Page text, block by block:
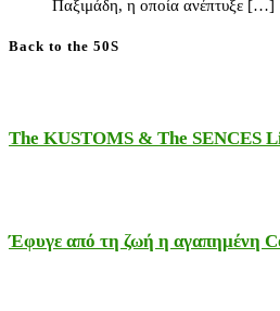
Παξιμάδη, η οποία ανέπτυξε […]
Back to the 50S
The KUSTOMS & The SENCES
Έφυγε από τη ζωή η αγαπημένη